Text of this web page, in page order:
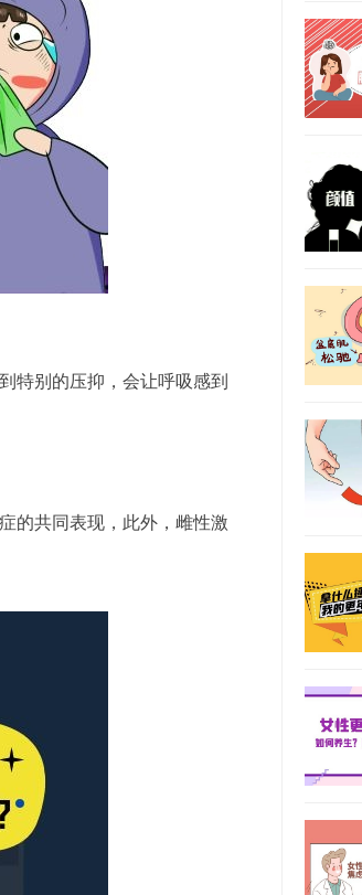
特别的压抑，会让呼吸感到
的共同表现，此外，雌性激